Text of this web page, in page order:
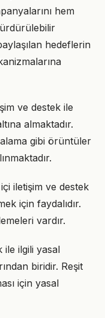
hem
hedeflerin
ve destek ile
almaktadır.
gibi örüntüler
iletişim ve destek
için faydalıdır.
vardır.
ile ilgili yasal
biridir. Reşit
için yasal